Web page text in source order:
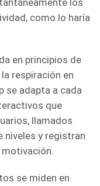
como lo haría
en principios de
respiración en
se adapta a cada
que
llamados
niveles y registran
se miden en